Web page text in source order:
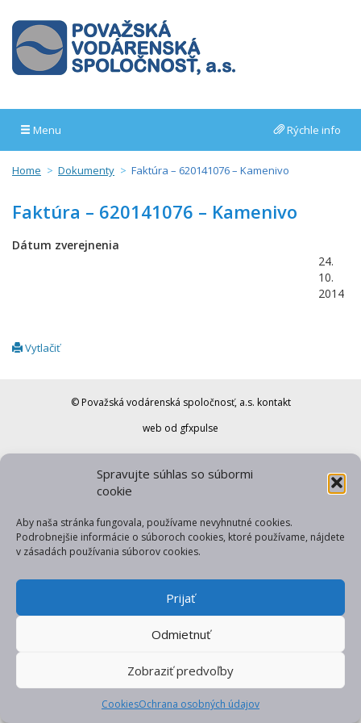
Spravujte súhlas so súbormi
cookie
Aby naša stránka fungovala, používame nevyhnutné cookies.
Podrobnejšie informácie o súboroch cookies, ktoré používame, nájdete
v zásadách používania súborov cookies.
Prijať
Odmietnuť
Zobraziť predvoľby
CookiesOchrana osobných údajov
Menu Rýchle info
Home Dokumenty Faktúra – 620141076 – Kamenivo
Faktúra – 620141076 – Kamenivo
Dátum zverejnenia
24.
10.
2014
Vytlačiť
© Považská vodárenská spoločnosť, a.s. kontakt
web od gfxpulse